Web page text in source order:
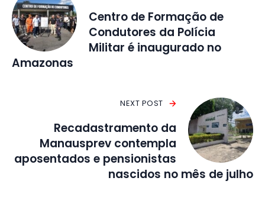
Centro de Formação de
Condutores da Polícia
Militar é inaugurado no
Amazonas
NEXT POST
Recadastramento da
Manausprev contempla
aposentados e pensionistas
nascidos no mês de julho